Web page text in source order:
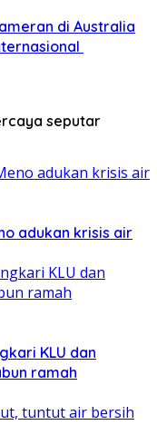
di Australia
seputar
adukan krisis air
KLU dan
ramah